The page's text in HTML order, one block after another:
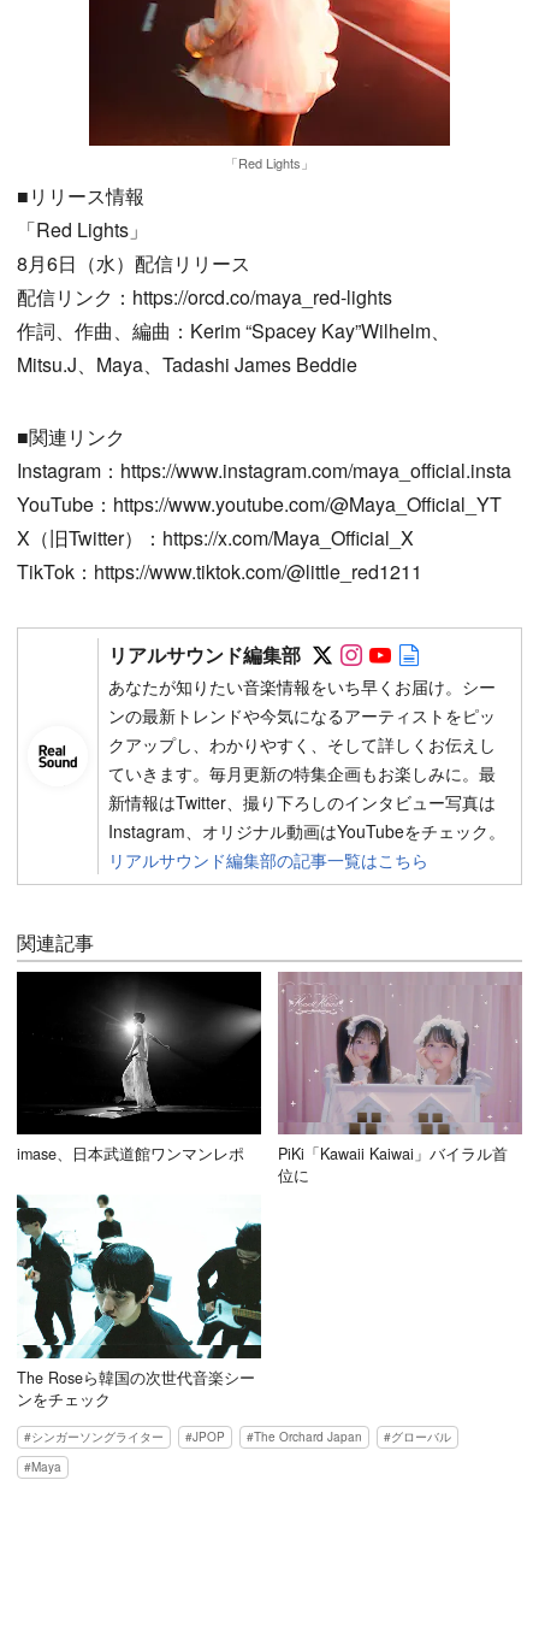
「Red Lights」
■リリース情報
「Red Lights」
8月6日（水）配信リリース
配信リンク：https://orcd.co/maya_red-lights
作詞、作曲、編曲：Kerim “Spacey Kay”Wilhelm、
Mitsu.J、Maya、Tadashi James Beddie
■関連リンク
Instagram：https://www.instagram.com/maya_official.insta
YouTube：https://www.youtube.com/@Maya_Official_YT
X（旧Twitter）：https://x.com/Maya_Official_X
TikTok：https://www.tiktok.com/@little_red1211
リアルサウンド編集部 Follow on SNS
Follow on SNS
Follow on
あなたが知りたい音楽情報をいち早くお届け。シー
ンの最新トレンドや今気になるアーティストをピッ
クアップし、わかりやすく、そして詳しくお伝えし
ていきます。毎月更新の特集企画もお楽しみに。最
新情報はTwitter、撮り下ろしのインタビュー写真は
Instagram、オリジナル動画はYouTubeをチェック。
リアルサウンド編集部の記事一覧はこちら
関連記事
imase、日本武道館ワンマンレポ
PiKi「Kawaii Kaiwai」バイラル首
位に
The Roseら韓国の次世代音楽シー
ンをチェック
シンガーソングライター JPOP The Orchard Japan
グローバル
Maya